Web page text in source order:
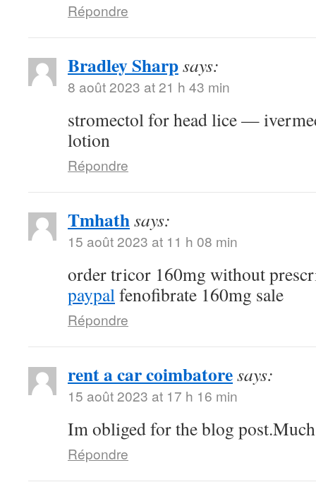
Répondre
Bradley Sharpsays:
8 août 2023 at 21 h 43 min
stromectol for head lice —
lotion
Répondre
Tmhathsays:
15 août 2023 at 11 h 08 min
order tricor 160mg without
paypalfenofibrate 160mg sale
Répondre
rent a car coimbatoresays:
15 août 2023 at 17 h 16 min
Im obliged for the blog
Répondre